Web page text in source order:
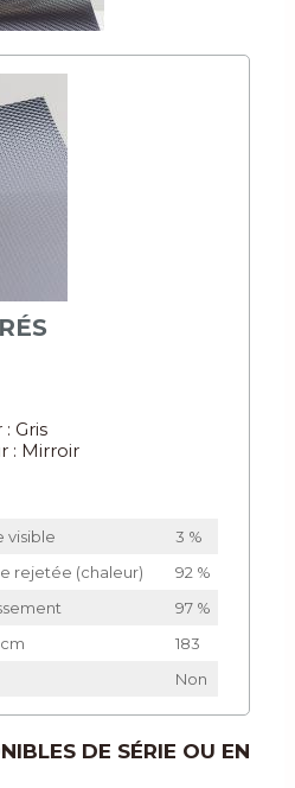
Gris
: Mirroir
visible
3 %
rejetée (chaleur)
92 %
97 %
183
Non
DE SÉRIE OU EN